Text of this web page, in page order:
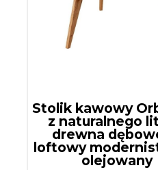
Stolik kawowy
z naturalnego
drewna
loftowy
olejowany